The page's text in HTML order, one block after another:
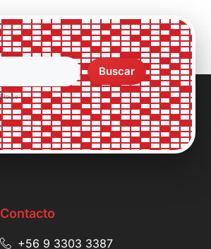
Buscar
Contacto
+56 9 3303 3387